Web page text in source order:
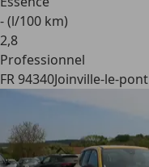
- (l/100 km)
2,8
Professionnel
FR 94340Joinville-le-pont